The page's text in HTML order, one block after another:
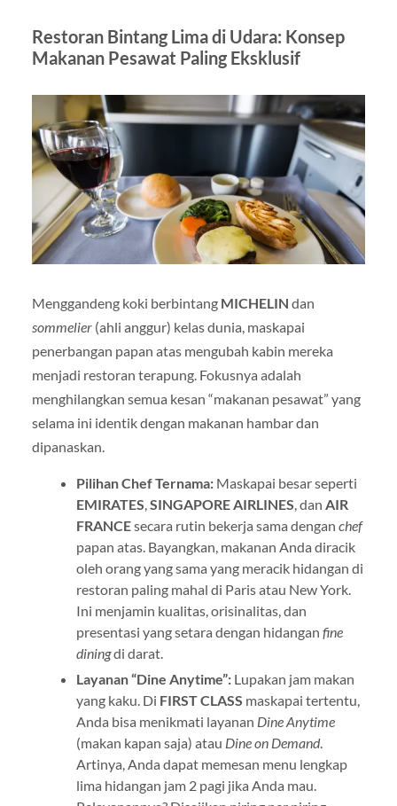
Restoran Bintang Lima di Udara: Konsep
Makanan Pesawat Paling Eksklusif
Menggandeng koki berbintang MICHELIN dan
sommelier(ahli anggur) kelas dunia, maskapai
penerbangan papan atas mengubah kabin mereka
menjadi restoran terapung. Fokusnya adalah
menghilangkan semua kesan “makanan pesawat” yang
selama ini identik dengan makanan hambar dan
dipanaskan.
Pilihan Chef Ternama:Maskapai besar seperti
EMIRATES,SINGAPORE AIRLINES, dan AIR
FRANCEsecara rutin bekerja sama dengan chef
papan atas. Bayangkan, makanan Anda diracik
oleh orang yang sama yang meracik hidangan di
restoran paling mahal di Paris atau New York.
Ini menjamin kualitas, orisinalitas, dan
presentasi yang setara dengan hidangan fine
diningdi darat.
Layanan “Dine Anytime”:Lupakan jam makan
yang kaku. Di FIRST CLASS maskapai tertentu,
Anda bisa menikmati layanan Dine Anytime
(makan kapan saja) atau Dine on Demand.
Artinya, Anda dapat memesan menu lengkap
lima hidangan jam 2 pagi jika Anda mau.